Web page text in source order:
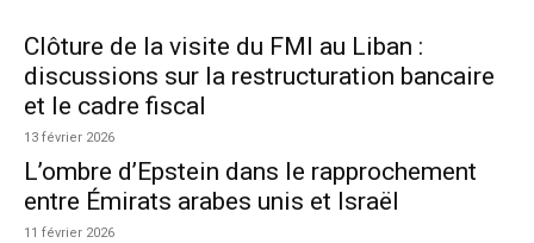
Clôture de la visite du FMI au Liban :
discussions sur la restructuration bancaire
et le cadre fiscal
13 février 2026
L’ombre d’Epstein dans le rapprochement
entre Émirats arabes unis et Israël
11 février 2026